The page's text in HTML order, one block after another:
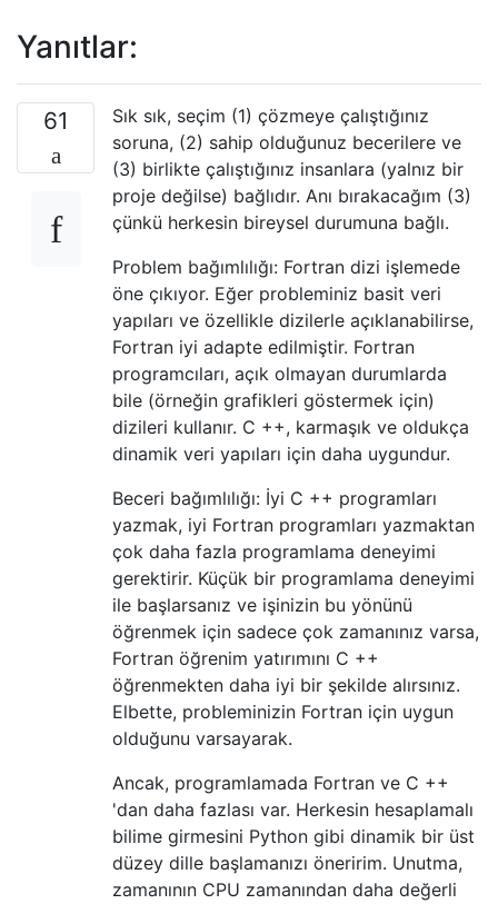
Yanıtlar:
61
Sık sık, seçim (1) çözmeye çalıştığınız
soruna, (2) sahip olduğunuz becerilere ve
(3) birlikte çalıştığınız insanlara (yalnız bir
proje değilse) bağlıdır. Anı bırakacağım (3)
çünkü herkesin bireysel durumuna bağlı.
Problem bağımlılığı: Fortran dizi işlemede
öne çıkıyor. Eğer probleminiz basit veri
yapıları ve özellikle dizilerle açıklanabilirse,
Fortran iyi adapte edilmiştir. Fortran
programcıları, açık olmayan durumlarda
bile (örneğin grafikleri göstermek için)
dizileri kullanır. C ++, karmaşık ve oldukça
dinamik veri yapıları için daha uygundur.
Beceri bağımlılığı: İyi C ++ programları
yazmak, iyi Fortran programları yazmaktan
çok daha fazla programlama deneyimi
gerektirir. Küçük bir programlama deneyimi
ile başlarsanız ve işinizin bu yönünü
öğrenmek için sadece çok zamanınız varsa,
Fortran öğrenim yatırımını C ++
öğrenmekten daha iyi bir şekilde alırsınız.
Elbette, probleminizin Fortran için uygun
olduğunu varsayarak.
Ancak, programlamada Fortran ve C ++
'dan daha fazlası var. Herkesin hesaplamalı
bilime girmesini Python gibi dinamik bir üst
düzey dille başlamanızı öneririm. Unutma,
zamanının CPU zamanından daha değerli